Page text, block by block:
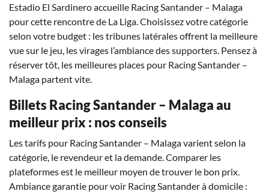
Estadio El Sardinero accueille Racing Santander – Malaga
pour cette rencontre de La Liga. Choisissez votre catégorie
selon votre budget : les tribunes latérales offrent la meilleure
vue sur le jeu, les virages l’ambiance des supporters. Pensez à
réserver tôt, les meilleures places pour Racing Santander –
Malaga partent vite.
Billets Racing Santander – Malaga au
meilleur prix : nos conseils
Les tarifs pour Racing Santander – Malaga varient selon la
catégorie, le revendeur et la demande. Comparer les
plateformes est le meilleur moyen de trouver le bon prix.
Ambiance garantie pour voir Racing Santander à domicile :